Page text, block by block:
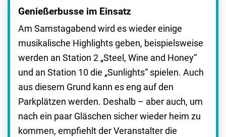
Genießerbusse im Einsatz
Am Samstagabend wird es wieder einige
musikalische Highlights geben, beispielsweise
werden an Station 2 „Steel, Wine and Honey“
und an Station 10 die „Sunlights“ spielen. Auch
aus diesem Grund kann es eng auf den
Parkplätzen werden. Deshalb – aber auch, um
nach ein paar Gläschen sicher wieder heim zu
kommen, empfiehlt der Veranstalter die